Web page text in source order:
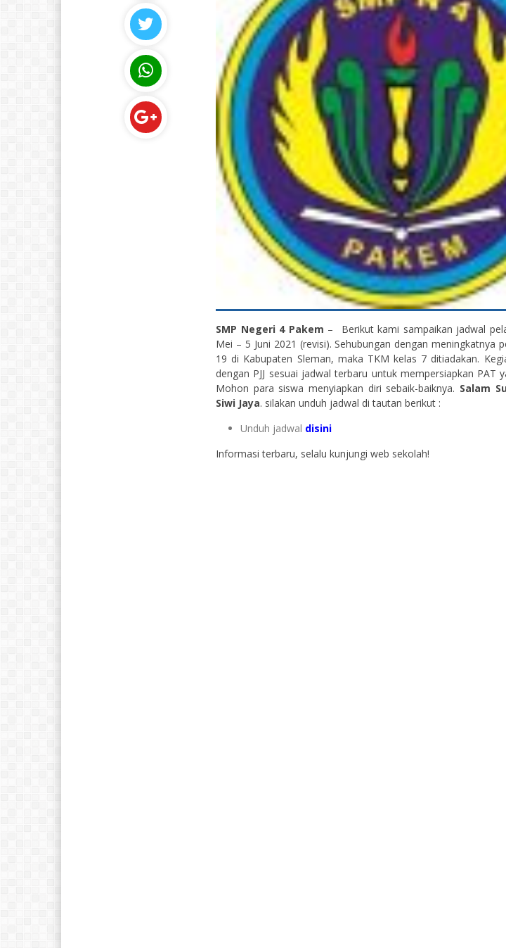
SMP Negeri 4 Pakem – Berikut kami sampaikan jadwal
Mei – 5 Juni 2021 (revisi). Sehubungan dengan meningkatnya
19 di Kabupaten Sleman, maka TKM kelas 7 ditiadakan.
dengan PJJ sesuai jadwal terbaru untuk mempersiapkan PAT
Mohon para siswa menyiapkan diri sebaik-baiknya. Salam
Siwi Jaya. silakan unduh jadwal di tautan berikut :
Unduh jadwal disini
Informasi terbaru, selalu kunjungi web sekolah!